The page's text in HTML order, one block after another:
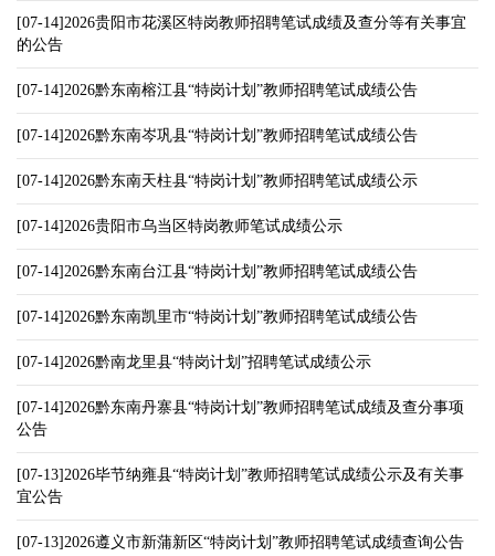
[07-14]2026贵阳市花溪区特岗教师招聘笔试成绩及查分等有关事宜
的公告
[07-14]2026黔东南榕江县“特岗计划”教师招聘笔试成绩公告
[07-14]2026黔东南岑巩县“特岗计划”教师招聘笔试成绩公告
[07-14]2026黔东南天柱县“特岗计划”教师招聘笔试成绩公示
[07-14]2026贵阳市乌当区特岗教师笔试成绩公示
[07-14]2026黔东南台江县“特岗计划”教师招聘笔试成绩公告
[07-14]2026黔东南凯里市“特岗计划”教师招聘笔试成绩公告
[07-14]2026黔南龙里县“特岗计划”招聘笔试成绩公示
[07-14]2026黔东南丹寨县“特岗计划”教师招聘笔试成绩及查分事项
公告
[07-13]2026毕节纳雍县“特岗计划”教师招聘笔试成绩公示及有关事
宜公告
[07-13]2026遵义市新蒲新区“特岗计划”教师招聘笔试成绩查询公告